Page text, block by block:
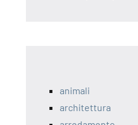
animali
architettura